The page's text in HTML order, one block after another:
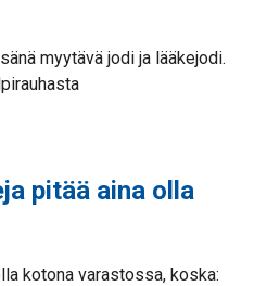
myytävä jodi ja lääkejodi.
pitää aina olla
kotona varastossa, koska: